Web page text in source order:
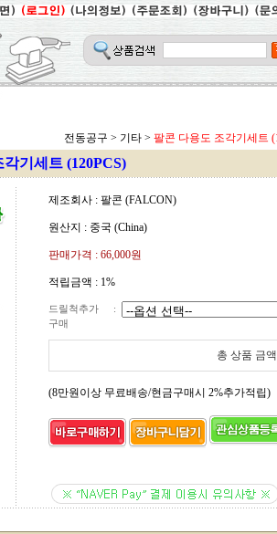
전동공구 > 기타 > 팔콘 다용도 조각기세트
기세트 (120PCS)
제조회사 : 팔콘 (FALCON)
원산지 : 중국 (China)
판매가격 : 66,000원
적립금액 : 1%
드릴척추가
구매
:
총 상품 금액
(8만원이상 무료배송/현금구매시 2%추가적립)